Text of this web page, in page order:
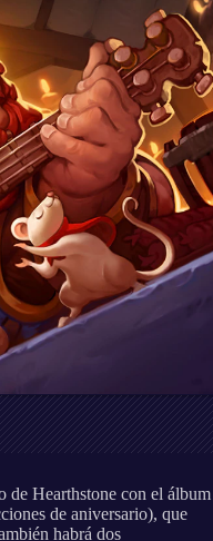
de Hearthstone con el álbum
de aniversario), que
habrá dos